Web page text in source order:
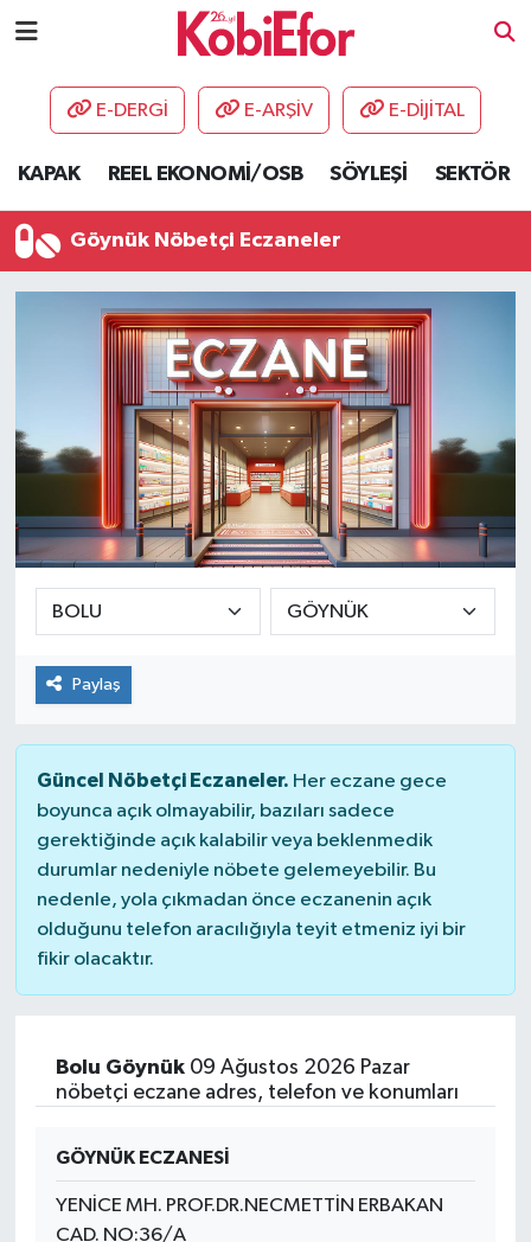
E-DERGİ E-ARŞİV E-DİJİTAL
KAPAK REEL EKONOMİ/OSB SÖYLEŞİ SEKTÖR
Göynük Nöbetçi Eczaneler
Paylaş
Güncel Nöbetçi Eczaneler. Her eczane gece
boyunca açık olmayabilir, bazıları sadece
gerektiğinde açık kalabilir veya beklenmedik
durumlar nedeniyle nöbete gelemeyebilir. Bu
nedenle, yola çıkmadan önce eczanenin açık
olduğunu telefon aracılığıyla teyit etmeniz iyi bir
fikir olacaktır.
Bolu Göynük09 Ağustos 2026 Pazar
nöbetçi eczane adres, telefon ve konumları
GÖYNÜK ECZANESİ
YENİCE MH. PROF.DR.NECMETTİN ERBAKAN
CAD. NO:36/A
AKADEMİ
DESTEK-TEŞVİK
ETKİNLİK
GÜNCEL
HABERLER
KAPAK
OSB
SEKTÖR
ŞİRKET PANO
SÖYLEŞİ
YAŞAM